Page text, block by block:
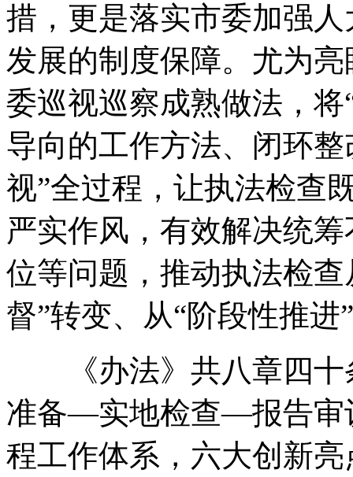
措 ， 更是落实市委加强
发展的制度保障。 尤为
委巡视巡察成熟做法 ， 将
导向的工作方法、闭环
视”全过程 ， 让执法检查
严实作风 ， 有效解决统
位等问题 ， 推动执法检查
督”转变、从“阶段性推进
《办法》共八章四十
准备—实地检查—报告
程工作体系 ， 六大创新